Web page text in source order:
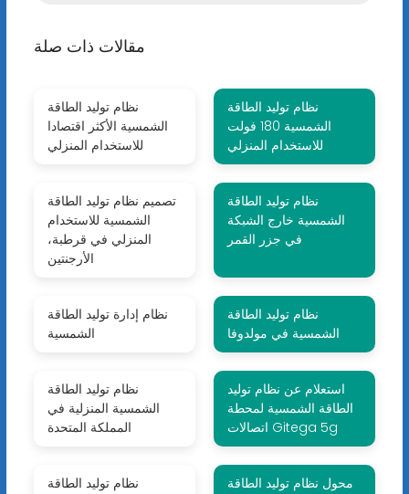
مقالات ذات صلة
نظام توليد الطاقة
الشمسية الأكثر اقتصادا
للاستخدام المنزلي
نظام توليد الطاقة
الشمسية 180 فولت
للاستخدام المنزلي
تصميم نظام توليد الطاقة
الشمسية للاستخدام
المنزلي في قرطبة،
الأرجنتين
نظام توليد الطاقة
الشمسية خارج الشبكة
في جزر القمر
نظام إدارة توليد الطاقة
الشمسية
نظام توليد الطاقة
الشمسية في مولدوفا
نظام توليد الطاقة
الشمسية المنزلية في
المملكة المتحدة
استعلام عن نظام توليد
الطاقة الشمسية لمحطة
اتصالات Gitega 5g
نظام توليد الطاقة
محول نظام توليد الطاقة